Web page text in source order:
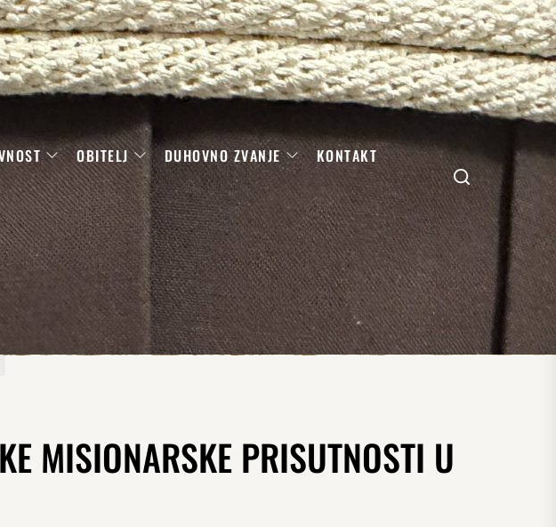
OBITELJ DUHOVNO ZVANJE KONTAKT
Search
MISIONARSKE PRISUTNOSTI U